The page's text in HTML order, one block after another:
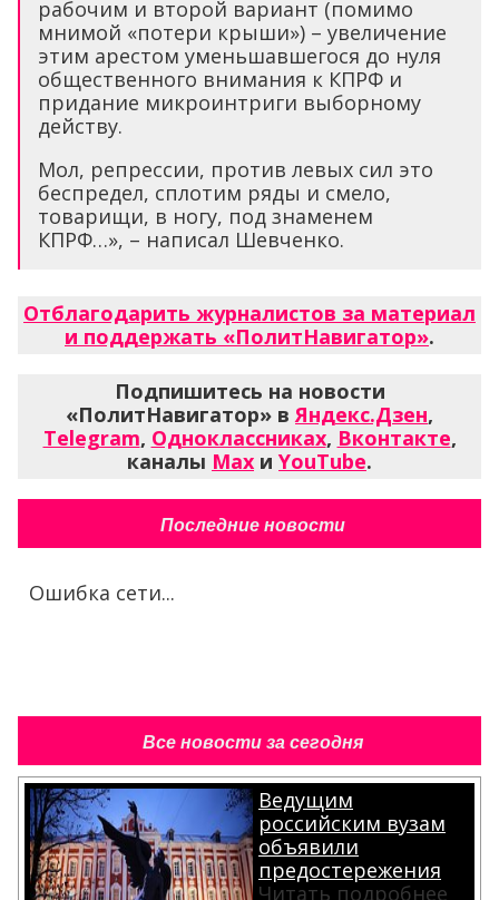
рабочим и второй вариант (помимо
мнимой «потери крыши») – увеличение
этим арестом уменьшавшегося до нуля
общественного внимания к КПРФ и
придание микроинтриги выборному
действу.
Мол, репрессии, против левых сил это
беспредел, сплотим ряды и смело,
товарищи, в ногу, под знаменем
КПРФ…», – написал Шевченко.
Отблагодарить журналистов за материал
и поддержать «ПолитНавигатор».
Подпишитесь на новости
«ПолитНавигатор» вЯндекс.Дзен,
Telegram, Одноклассниках, Вконтакте,
каналы Max и YouTube.
Последние новости
Ошибка сети...
Все новости за сегодня
Ведущим
российским вузам
объявили
предостережения
Читать подробнее